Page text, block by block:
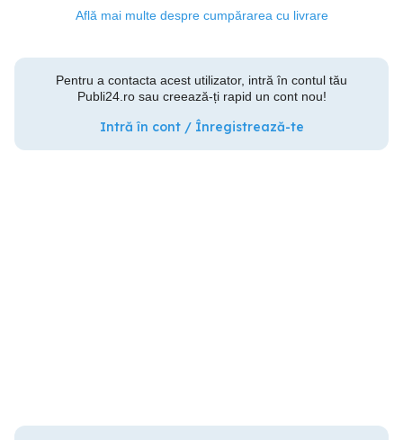
Află mai multe despre cumpărarea cu livrare
Pentru a contacta acest utilizator, intră în contul tău
Publi24.ro sau creează-ți rapid un cont nou!
Intră în cont / Înregistrează-te